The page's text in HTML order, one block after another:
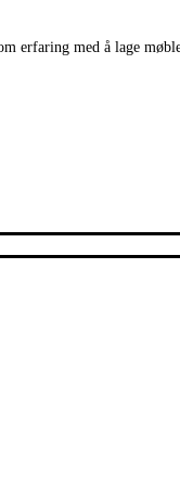
erfaring med å lage